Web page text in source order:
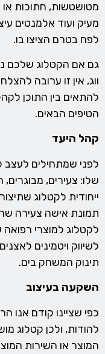
מטושטשות, חתוכות או
מעיק ועוד אלמנטים
לפח בטרם הציצו בו.
גם אם הקטלוג שלכם
ווג, אין זו ערובה
להתאים בין התוכן
הטיפים הבאים.
קהל היעד
לפני שמתחילים לעצב
שלו: צעירים,
ייחודית לקטלוג
תמונת אישה צעירה
לקטלוג למוצרי
לשיווק ויטמינים
תינוק המשחק בים.
השקעה בעיצוב
כפי שציינו קודם אנו
להודות, ולכן קטלוג
המוצר או השירות